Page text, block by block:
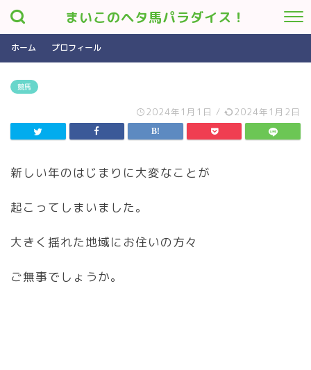
まいこのヘタ馬パラダイス！
ホーム プロフィール
競馬
2024年1月1日 / 2024年1月2日
新しい年のはじまりに大変なことが
起こってしまいました。
大きく揺れた地域にお住いの方々
ご無事でしょうか。